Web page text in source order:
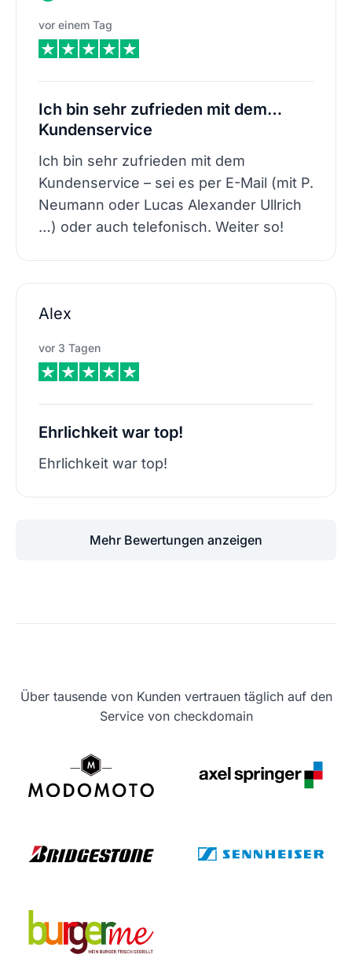
vor einem Tag
Ich bin sehr zufrieden mit dem…
Kundenservice
Ich bin sehr zufrieden mit dem
Kundenservice – sei es per E-Mail (mit P.
Neumann oder Lucas Alexander Ullrich
…) oder auch telefonisch. Weiter so!
Alex
vor 3 Tagen
Ehrlichkeit war top!
Ehrlichkeit war top!
Mehr Bewertungen anzeigen
Über tausende von Kunden vertrauen täglich auf den
Service von checkdomain